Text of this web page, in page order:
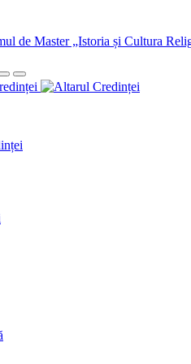
de Master „Istoria și Cultura